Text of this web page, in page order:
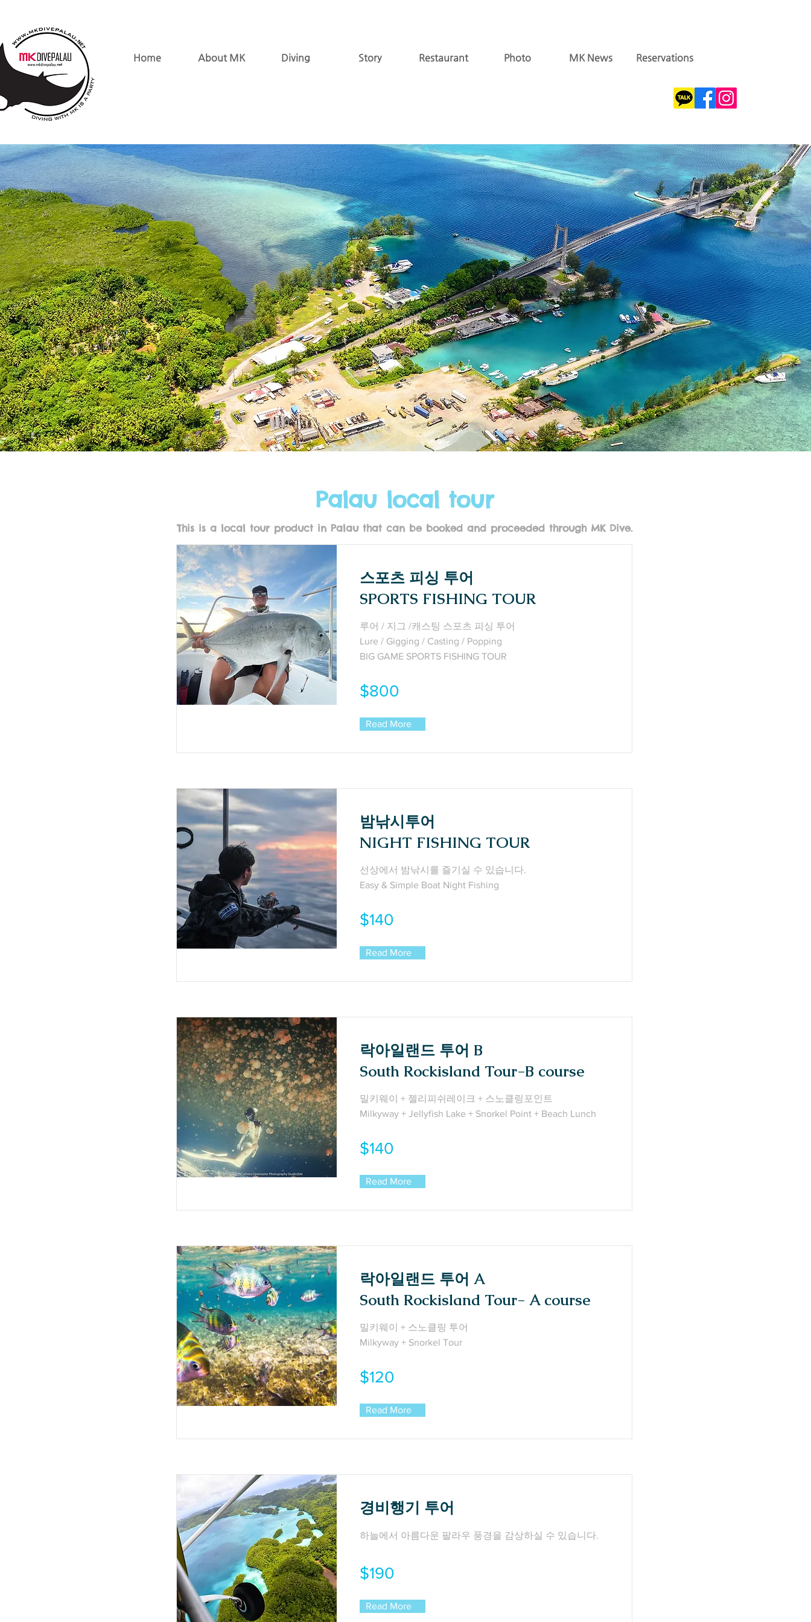
Home About MK Diving Story Restaurant Photo MK News Reservations
Palau local tour
This is a local tour product in Palau that can be booked and proceeded through MK Dive.
스포츠 피싱 투어
SPORTS FISHING TOUR
루어 / 지그 /캐스팅 스포츠 피싱 투어
Lure / Gigging / Casting / Popping
BIG GAME SPORTS FISHING TOUR
$800
Read More
밤낚시투어
NIGHT FISHING TOUR
선상에서 밤낚시를 즐기실 수 있습니다.
Easy & Simple Boat Night Fishing
$140
Read More
락아일랜드 투어 B
South Rockisland Tour-B course
밀키웨이 + 젤리피쉬레이크 + 스노클링포인트
Milkyway + Jellyfish Lake + Snorkel Point + Beach Lunch
$140
Read More
락아일랜드 투어 A
South Rockisland Tour- A course
밀키웨이 + 스노클링 투어
Milkyway + Snorkel Tour
$120
Read More
경비행기 투어
하늘에서 아름다운 팔라우 풍경을 감상하실 수 있습니다.
$190
Read More